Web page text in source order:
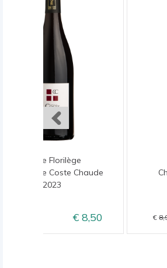
Cuvée Florilège
Domaine de Coste Chaude
2023
8,50